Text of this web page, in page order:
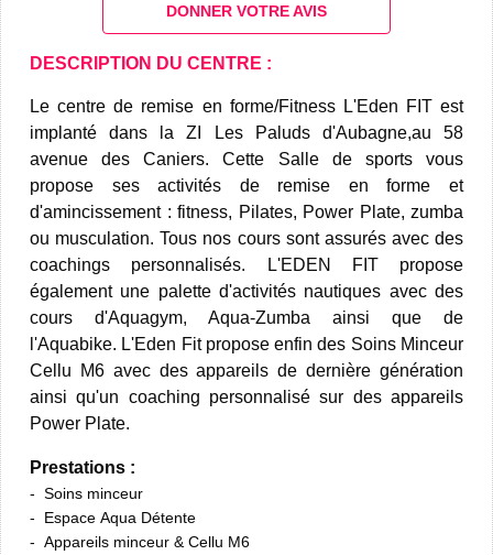
DONNER VOTRE AVIS
DESCRIPTION DU CENTRE :
Le centre de remise en forme/Fitness L'Eden FIT est
implanté dans la ZI Les Paluds d'Aubagne,au 58
avenue des Caniers. Cette Salle de sports vous
propose ses activités de remise en forme et
d'amincissement : fitness, Pilates, Power Plate, zumba
ou musculation. Tous nos cours sont assurés avec des
coachings personnalisés. L'EDEN FIT propose
également une palette d'activités nautiques avec des
cours d'Aquagym, Aqua-Zumba ainsi que de
l'Aquabike. L'Eden Fit propose enfin des Soins Minceur
Cellu M6 avec des appareils de dernière génération
ainsi qu'un coaching personnalisé sur des appareils
Power Plate.
Prestations :
Soins minceur
Espace Aqua Détente
Appareils minceur & Cellu M6